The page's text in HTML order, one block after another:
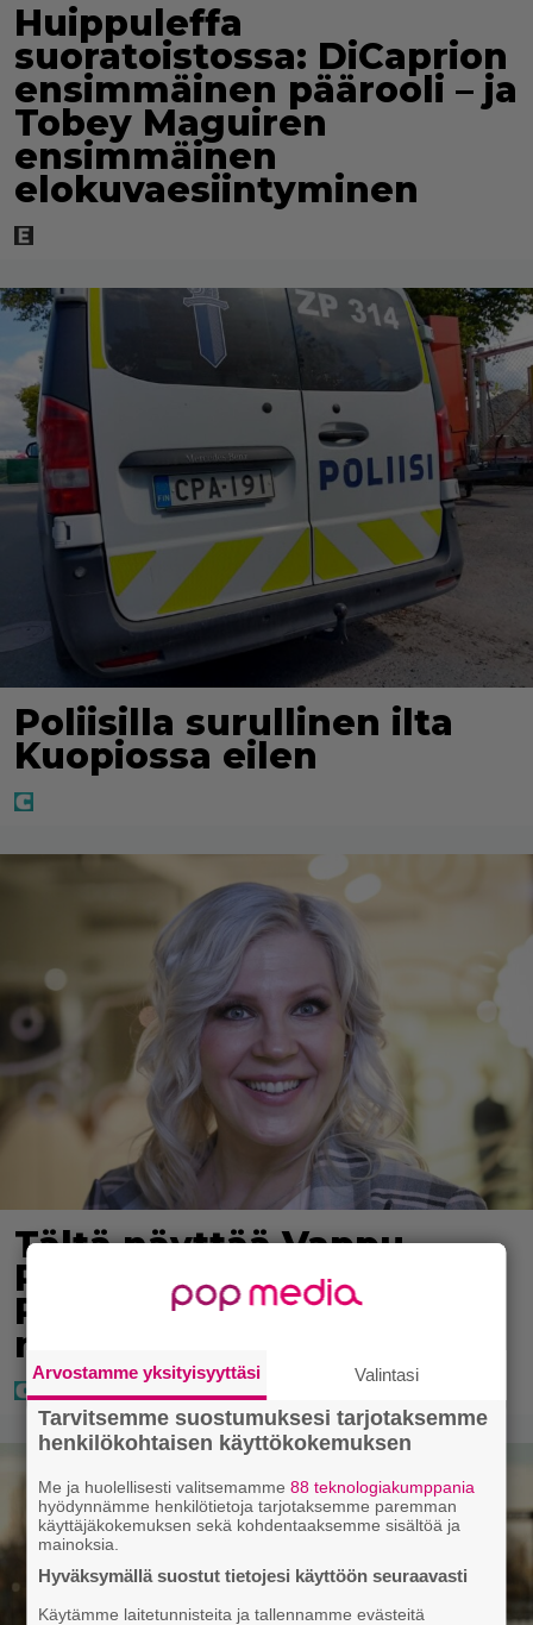
Huippuleffa
suoratoistossa: DiCaprion
ensimmäinen päärooli – ja
Tobey Maguiren
ensimmäinen
elokuvaesiintyminen
Poliisilla surullinen ilta
Kuopiossa eilen
Tältä näyttää Vappu
Pimiän perhelomalla
Portugalissa – ”Kaunis
mekko”
Arvostamme yksityisyyttäsi Valintasi
Tarvitsemme suostumuksesi tarjotaksemme
henkilökohtaisen käyttökokemuksen
Me ja huolellisesti valitsemamme88 teknologiakumppania
hyödynnämme henkilötietoja tarjotaksemme paremman
käyttäjäkokemuksen sekä kohdentaaksemme sisältöä ja
mainoksia.
Hyväksymällä suostut tietojesi käyttöön seuraavasti
Käytämme laitetunnisteita ja tallennamme evästeitä